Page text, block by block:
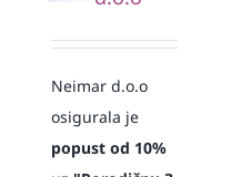
Neimar d.o.o
osigurala je
popust od 10%